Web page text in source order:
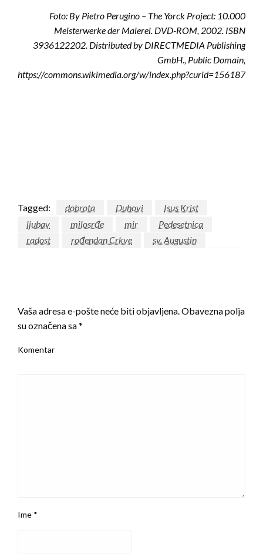
Foto: By Pietro Perugino – The Yorck Project: 10.000
Meisterwerke der Malerei. DVD-ROM, 2002. ISBN
3936122202. Distributed by DIRECTMEDIA Publishing
GmbH., Public Domain,
https://commons.wikimedia.org/w/index.php?curid=156187
Tagged: dobrota Duhovi
Isus Krist
ljubav
milosrđe mir
Pedesetnica
radost
rođendan Crkve sv. Augustin
Vaša adresa e-pošte neće biti objavljena.Obavezna polja
su označena sa*
Komentar
Ime *